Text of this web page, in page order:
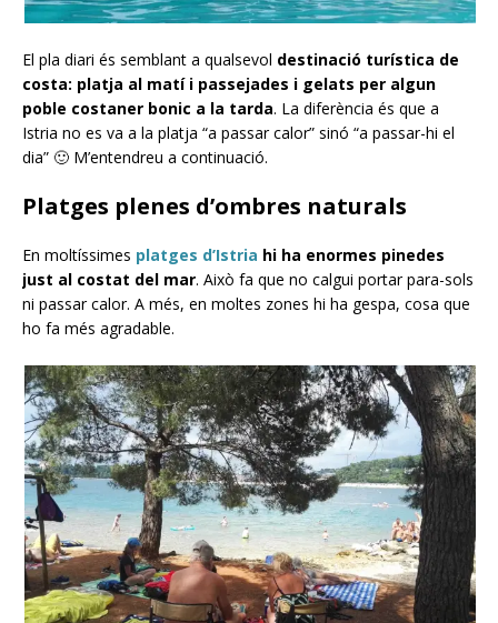
El pla diari és semblant a qualsevol destinació turística de
costa: platja al matí i passejades i gelats per algun
poble costaner bonic a la tarda. La diferència és que a
Istria no es va a la platja “a passar calor” sinó “a passar-hi el
dia” 🙂 M’entendreu a continuació.
Platges plenes d’ombres naturals
En moltíssimes platges d’Istria hi ha enormes pinedes
just al costat del mar. Això fa que no calgui portar para-sols
ni passar calor. A més, en moltes zones hi ha gespa, cosa que
ho fa més agradable.